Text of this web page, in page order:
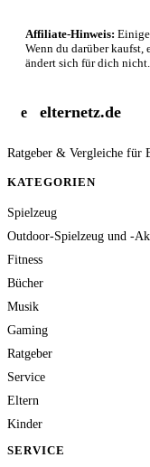
Affiliate-Hinweis:
Wenn du darüber kaufst,
ändert sich für dich
e elternetz.de
Ratgeber & Vergleiche für
KATEGORIEN
Spielzeug
Outdoor-Spielzeug und -
Fitness
Bücher
Musik
Gaming
Ratgeber
Service
Eltern
Kinder
SERVICE